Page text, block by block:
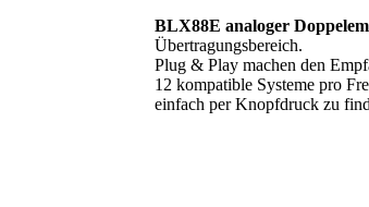
BLX88E analoger
Übertragungsbereich.
Plug & Play machen den
12 kompatible Systeme pro
einfach per Knopfdruck zu